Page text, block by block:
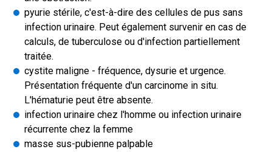
pyurie stérile, c'est-à-dire des cellules de pus sans
infection urinaire. Peut également survenir en cas de
calculs, de tuberculose ou d'infection partiellement
traitée.
cystite maligne - fréquence, dysurie et urgence.
Présentation fréquente d'un carcinome in situ.
L'hématurie peut être absente.
infection urinaire chez l'homme ou infection urinaire
récurrente chez la femme
masse sus-pubienne palpable